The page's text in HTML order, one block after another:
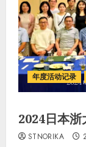
年度活动记录
2024日本
STNORIKA